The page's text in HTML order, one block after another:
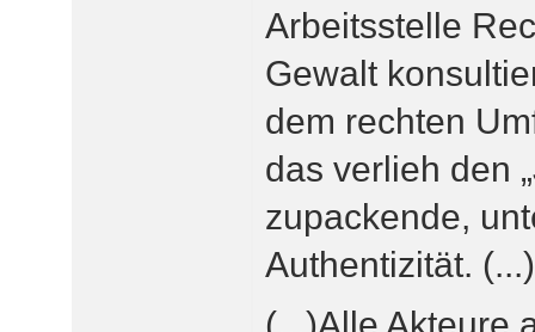
Arbeitsstelle
Gewalt
dem rechten
das verlieh den
zupackende,
Authentizität. (...)